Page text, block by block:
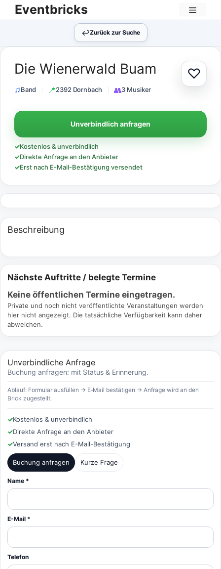
Zum
Inhalt
Eventbricks
Menü
↩︎Zurück zur Suche
♡Zur
Die Wienerwald Buam
Band 2392 Dornbach 3 Musiker
Unverbindlich anfragen
✓Kostenlos & unverbindlich
✓Direkte Anfrage an den Anbieter
✓Erst nach E-Mail-Bestätigung versendet
Beschreibung
Nächste Auftritte / belegte Termine
Keine öffentlichen Termine eingetragen.
Private und noch nicht veröffentlichte Veranstaltungen werden
hier nicht angezeigt. Die tatsächliche Verfügbarkeit kann daher
abweichen.
Unverbindliche Anfrage
Buchung anfragen: mit Status & Erinnerung.
Ablauf: Formular ausfüllen → E‑Mail bestätigen → Anfrage wird an den
Brick zugestellt.
✓Kostenlos & unverbindlich
✓Direkte Anfrage an den Anbieter
✓Versand erst nach E-Mail-Bestätigung
Buchung anfragen Kurze Frage
Name *
E-Mail *
Telefon